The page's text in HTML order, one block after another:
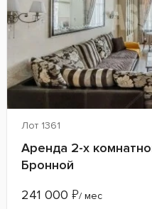
Лот 1361
Аренда 2-х
Бронной
241 000 ₽/ мес